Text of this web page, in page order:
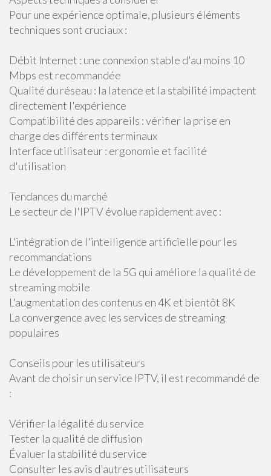
Pour une expérience optimale, plusieurs éléments
techniques sont cruciaux :
Débit Internet : une connexion stable d'au moins 10
Mbps est recommandée
Qualité du réseau : la latence et la stabilité impactent
directement l'expérience
Compatibilité des appareils : vérifier la prise en
charge des différents terminaux
Interface utilisateur : ergonomie et facilité
d'utilisation
Tendances du marché
Le secteur de l'IPTV évolue rapidement avec :
L'intégration de l'intelligence artificielle pour les
recommandations
Le développement de la 5G qui améliore la qualité de
streaming mobile
L'augmentation des contenus en 4K et bientôt 8K
La convergence avec les services de streaming
populaires
Conseils pour les utilisateurs
Avant de choisir un service IPTV, il est recommandé de
:
Vérifier la légalité du service
Tester la qualité de diffusion
Évaluer la stabilité du service
Consulter les avis d'autres utilisateurs